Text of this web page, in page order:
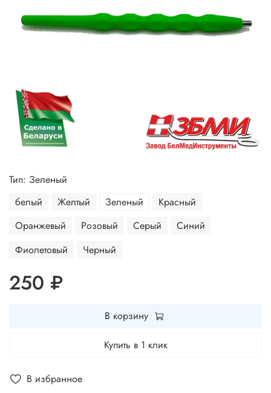
В избранное
Тип: Зеленый
белый
Желтый Зеленый
Красный
Оранжевый
Розовый Серый
Синий
Фиолетовый
Черный
250 ₽
В корзину
Купить в 1 клик